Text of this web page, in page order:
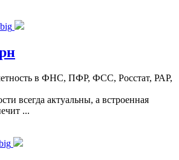
в ФНС, ПФР, ФСС, Росстат, РАР,
всегда актуальны, а встроенная
...